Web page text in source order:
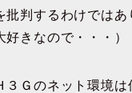
判するわけではあ
好きなので・・・）
Ｇのネット環境は